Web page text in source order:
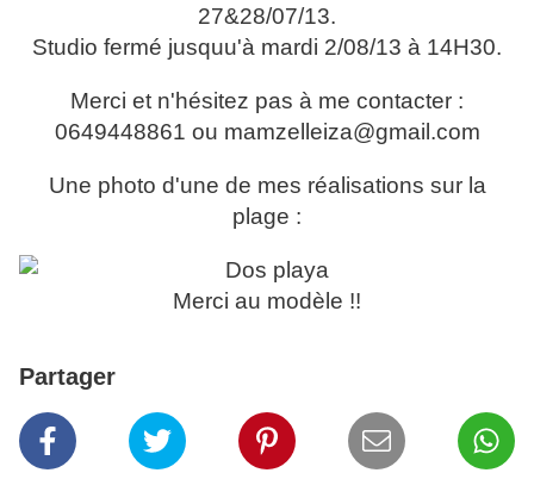
27&28/07/13.
Studio fermé jusquu'à mardi 2/08/13 à 14H30.
Merci et n'hésitez pas à me contacter :
0649448861 ou mamzelleiza@gmail.com
Une photo d'une de mes réalisations sur la
plage :
Merci au modèle !!
Partager